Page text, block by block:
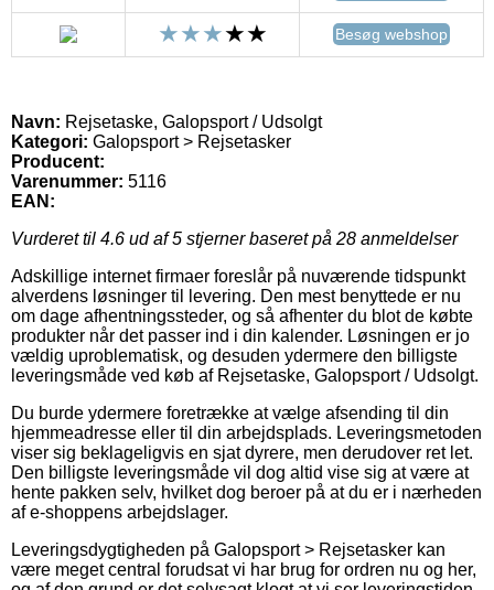
Besøg webshop
Navn: Rejsetaske, Galopsport / Udsolgt
Kategori: Galopsport > Rejsetasker
Producent:
Varenummer: 5116
EAN:
Vurderet til 4.6 ud af 5 stjerner baseret på 28 anmeldelser
Adskillige internet firmaer foreslår på nuværende tidspunkt
alverdens løsninger til levering. Den mest benyttede er nu
om dage afhentningssteder, og så afhenter du blot de købte
produkter når det passer ind i din kalender. Løsningen er jo
vældig uproblematisk, og desuden ydermere den billigste
leveringsmåde ved køb af Rejsetaske, Galopsport / Udsolgt.
Du burde ydermere foretrække at vælge afsending til din
hjemmeadresse eller til din arbejdsplads. Leveringsmetoden
viser sig beklageligvis en sjat dyrere, men derudover ret let.
Den billigste leveringsmåde vil dog altid vise sig at være at
hente pakken selv, hvilket dog beroer på at du er i nærheden
af e-shoppens arbejdslager.
Leveringsdygtigheden på Galopsport > Rejsetasker kan
være meget central forudsat vi har brug for ordren nu og her,